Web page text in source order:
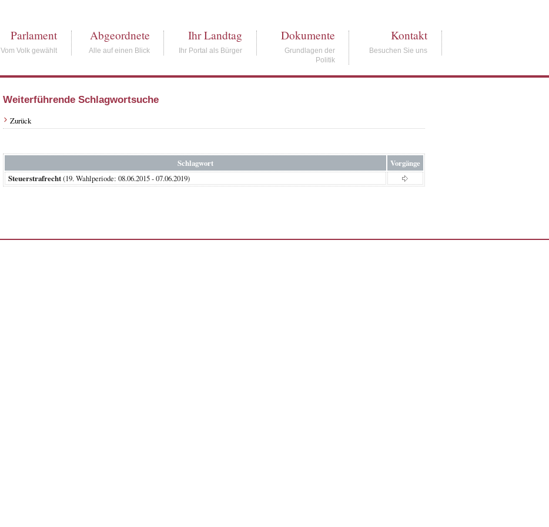
Parlament
Vom Volk gewählt
Abgeordnete
Alle auf einen Blick
Ihr Landtag
Ihr Portal als Bürger
Dokumente
Grundlagen der
Politik
Kontakt
Besuchen Sie uns
Weiterführende Schlagwortsuche
Zurück
Schlagwort
Vorgänge
Steuerstrafrecht(19. Wahlperiode: 08.06.2015 - 07.06.2019)